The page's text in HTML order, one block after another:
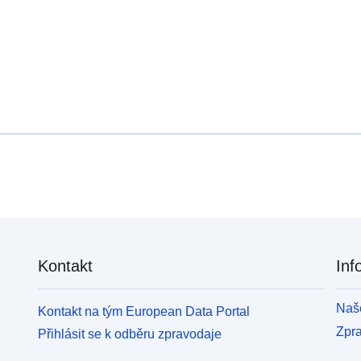
Kontakt
Kontakt na tým European Data Portal
Přihlásit se k odběru zpravodaje